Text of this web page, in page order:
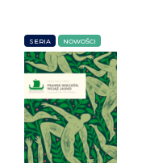
SERIA NOWOŚCI